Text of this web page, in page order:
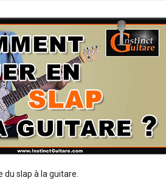
slap à la guitare.